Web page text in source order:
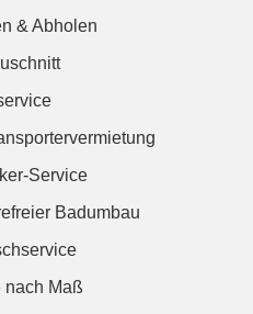
& Abholen
Service
Badumbau
nach Maß